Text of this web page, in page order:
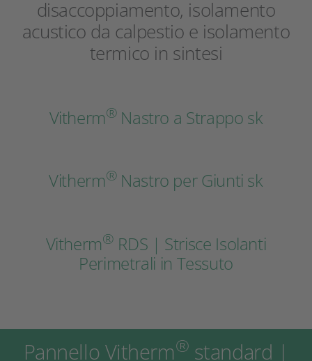
disaccoppiamento, isolamento
acustico da calpestio e isolamento
termico in sintesi
Vitherm® Nastro a Strappo sk
Vitherm® Nastro per Giunti sk
Vitherm® RDS | Strisce Isolanti
Perimetrali in Tessuto
Pannello Vitherm® standard |